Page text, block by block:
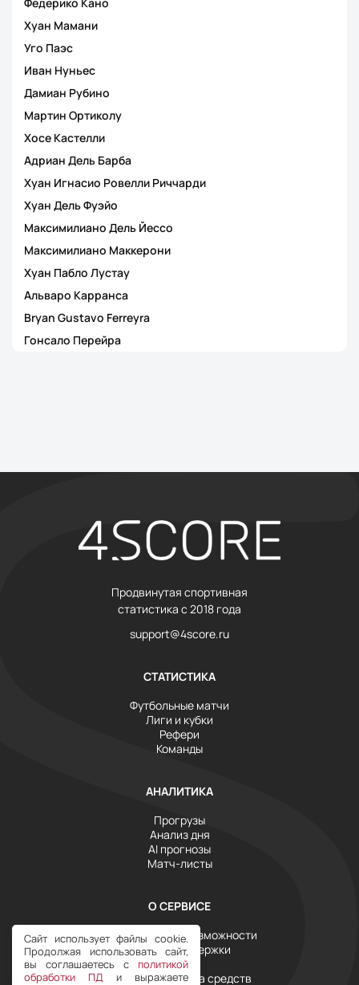
Хуан Мамани
Уго Паэс
Иван Нуньес
Дамиан Рубино
Мартин Ортиколу
Хосе Кастелли
Адриан Дель Барба
Хуан Игнасио Ровелли Риччарди
Хуан Дель Фуэйо
Максимилиано Дель Йессо
Максимилиано Маккерони
Хуан Пабло Лустау
Альваро Карранса
Bryan Gustavo Ferreyra
Гонсало Перейра
Продвинутая спортивная
статистика с 2018 года
support@4score.ru
СТАТИСТИКА
Футбольные матчи
Лиги и кубки
Рефери
Команды
АНАЛИТИКА
Прогрузы
Анализ дня
AI прогнозы
Матч-листы
О СЕРВИСЕ
Инструменты и возможности
Служба поддержки
Тарифы
Условия возврата средств
Сайт использует файлы cookie.
Продолжая использовать сайт,
вы соглашаетесь с политикой
обработки ПД и выражаете